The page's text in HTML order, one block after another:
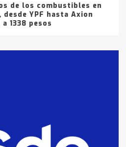
de los combustibles en
desde YPF hasta Axion
1338 pesos
por
de drogas en la